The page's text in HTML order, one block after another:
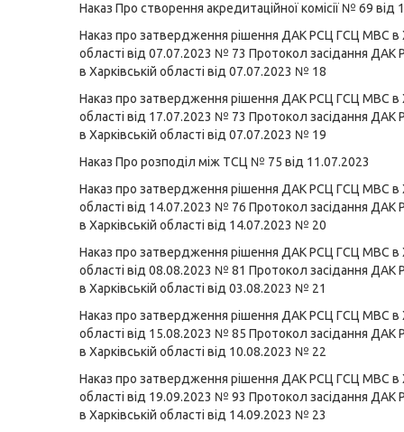
Наказ Про створення акредитаційної комісії № 69 від
Наказ про затвердження рішення ДАК РСЦ ГСЦ МВС в
області від 07.07.2023 № 73 Протокол засідання
в Харківській області від 07.07.2023 № 18
Наказ про затвердження рішення ДАК РСЦ ГСЦ МВС в
області від 17.07.2023 № 73 Протокол засідання
в Харківській області від 07.07.2023 № 19
Наказ Про розподіл між ТСЦ № 75 від 11.07.2023
Наказ про затвердження рішення ДАК РСЦ ГСЦ МВС в
області від 14.07.2023 № 76 Протокол засідання
в Харківській області від 14.07.2023 № 20
Наказ про затвердження рішення ДАК РСЦ ГСЦ МВС в
області від 08.08.2023 № 81 Протокол засідання
в Харківській області від 03.08.2023 № 21
Наказ про затвердження рішення ДАК РСЦ ГСЦ МВС в
області від 15.08.2023 № 85 Протокол засідання
в Харківській області від 10.08.2023 № 22
Наказ про затвердження рішення ДАК РСЦ ГСЦ МВС в
області від 19.09.2023 № 93 Протокол засідання
в Харківській області від 14.09.2023 № 23